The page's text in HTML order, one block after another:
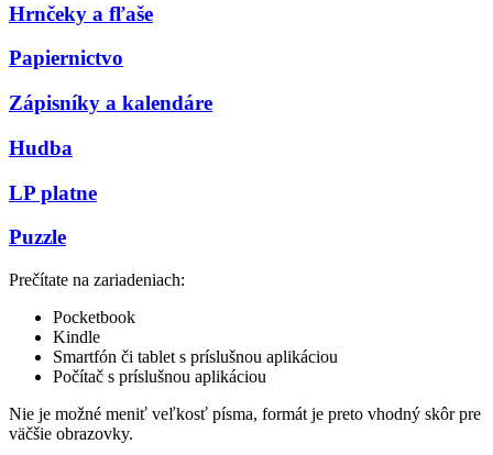
Hrnčeky a fľaše
Papiernictvo
Zápisníky a kalendáre
Hudba
LP platne
Puzzle
Prečítate na zariadeniach:
Pocketbook
Kindle
Smartfón či tablet s príslušnou aplikáciou
Počítač s príslušnou aplikáciou
Nie je možné meniť veľkosť písma, formát je preto vhodný skôr pre
väčšie obrazovky.